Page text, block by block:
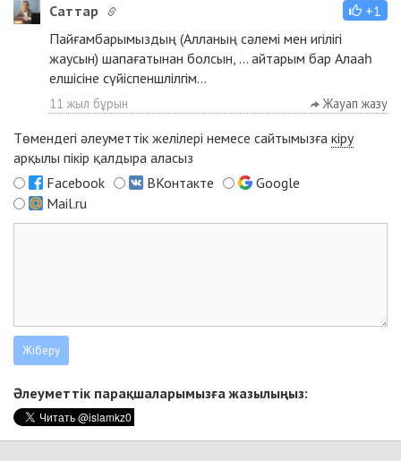
Cаттар
+1
Пайғамбарымыздың (Алланың сәлемі мен игілігі
жаусын) шапағатынан болсын, ... айтарым бар Алааһ
елшісіне сүйіспеншлілгім...
11 жыл бұрын Жауап жазу
Төмендегі әлеуметтік желілері немесе сайтымызға кіру
арқылы пікір қалдыра аласыз
Facebook
ВКонтакте
Google
Mail.ru
Әлеуметтік парақшаларымызға жазылыңыз: